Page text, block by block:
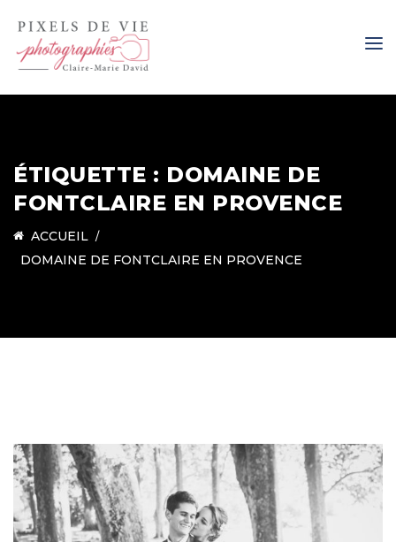
ÉTIQUETTE : DOMAINE DE
FONTCLAIRE EN PROVENCE
ACCUEIL
DOMAINE DE FONTCLAIRE EN PROVENCE